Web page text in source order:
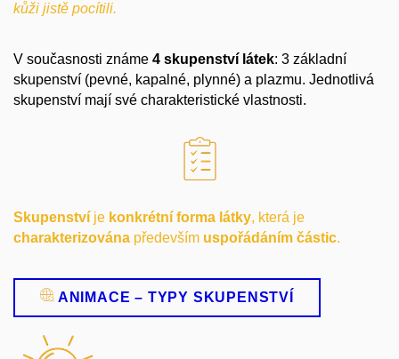
kůži jistě pocítili.
V současnosti známe 4 skupenství látek: 3 základní
skupenství (pevné, kapalné, plynné) a plazmu. Jednotlivá
skupenství mají své charakteristické vlastnosti.
Skupenství je konkrétní forma látky, která je
charakterizována především uspořádáním částic.
ANIMACE – TYPY SKUPENSTVÍ